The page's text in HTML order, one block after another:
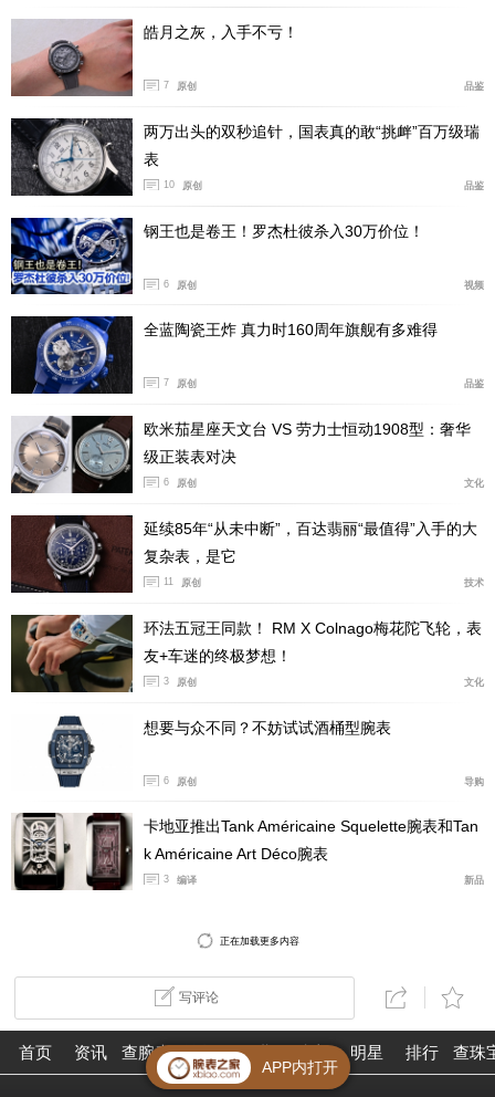
SRE015直径30.3毫米，厚度10.9毫米。精钢表壳配
备盒状Hardlex镜面和密闭式底盖，具有50米防水性能。
乍一看去，表圈似乎镶嵌钻石。但事实上，这是镜面内侧
经过琢面切割所呈现出来的效果。这款腕表搭载2R05自
动机芯，该机芯振频21,600次/小时（3赫兹），能够提供
40小时动力储存。
皓月之灰，入手不亏！
7 原创 品鉴
两万出头的双秒追针，国表真的敢“挑衅”百万级瑞
表
10 原创 品鉴
钢王也是卷王！罗杰杜彼杀入30万价位！
6 原创 视频
全蓝陶瓷王炸 真力时160周年旗舰有多难得
7 原创 品鉴
欧米茄星座天文台 VS 劳力士恒动1908型：奢华
级正装表对决
6 原创 文化
延续85年“从未中断”，百达翡丽“最值得”入手的大
复杂表，是它
11 原创 技术
环法五冠王同款！ RM X Colnago梅花陀飞轮，表
友+车迷的终极梦想！
3 原创 文化
想要与众不同？不妨试试酒桶型腕表
6 原创 导购
卡地亚推出Tank Américaine Squelette腕表和Tan
k Américaine Art Déco腕表
3 编译 新品
正在加载更多内容
写评论
首页 资讯 查腕表 论坛 作业 明星 排行 查珠
APP内打开